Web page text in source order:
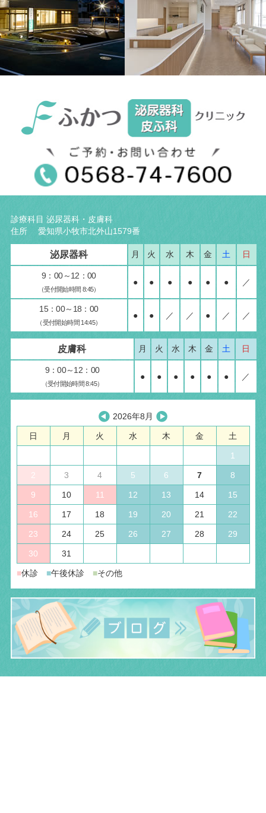
診療科目 泌尿器科・皮膚科
住所 愛知県小牧市北外山1579番
泌尿器科 月 火 水 木 金 土 日
9：00～12：00
（受付開始時間 8:45）
● ● ● ● ● ● ／
15：00～18：00
（受付開始時間 14:45）
● ● ／ ／ ● ／ ／
皮膚科 月 火 水 木 金 土 日
9：00～12：00
（受付開始時間 8:45）
● ● ● ● ● ● ／
2026年8月
日 月 火 水 木 金 土
1
2 3 4 5 6 7 8
9 10 11 12 13 14 15
16 17 18 19 20 21 22
23 24 25 26 27 28 29
30 31
■休診 ■午後休診 ■その他